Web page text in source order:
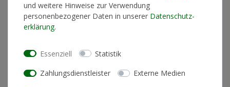
Produktinformationen
Künstlerinformationen
und weitere Hinweise zur Verwendung
personenbezogener Daten in unserer Daten­schutz­
erklärung.
Essenziell Statistik
Zahlungsdienstleister Externe Medien